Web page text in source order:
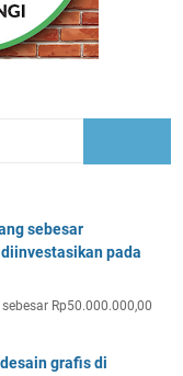
sebesar
pada
Rp50.000.000,00
grafis di